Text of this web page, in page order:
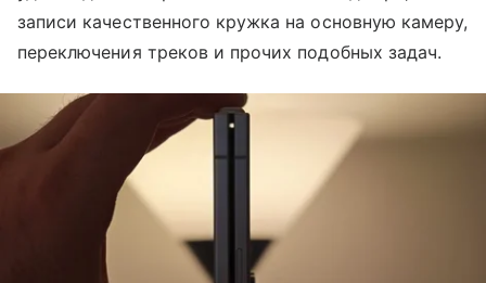
записи качественного кружка на основную камеру,
переключения треков и прочих подобных задач.